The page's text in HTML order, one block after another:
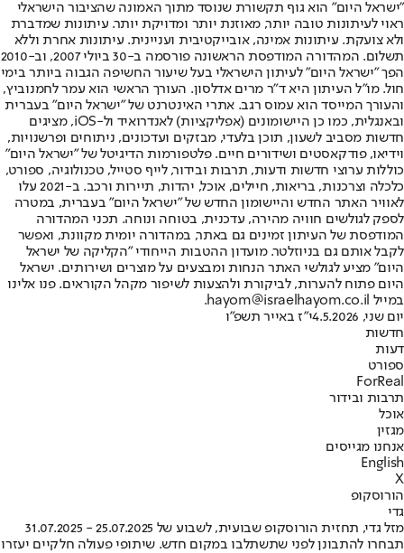
"ישראל היום" הוא גוף תקשורת שנוסד מתוך האמונה שהציבור הישראלי
ראוי לעיתונות טובה יותר, מאוזנת יותר ומדויקת יותר. עיתונות שמדברת
ולא צועקת. עיתונות אמינה, אובייקטיבית ועניינית. עיתונות אחרת וללא
תשלום. המהדורה המודפסת הראשונה פורסמה ב-30 ביולי 2007, וב-2010
הפך "ישראל היום" לעיתון הישראלי בעל שיעור החשיפה הגבוה ביותר בימי
חול. מו"ל העיתון היא ד"ר מרים אדלסון. העורך הראשי הוא עמר לחמנוביץ,
והעורך המייסד הוא עמוס רגב. אתרי האינטרנט של "ישראל היום" בעברית
ובאנגלית, כמו כן היישומונים (אפליקציות) לאנדרואיד ול-iOS, מציגים
חדשות מסביב לשעון, תוכן בלעדי, מבזקים ועדכונים, ניתוחים ופרשנויות,
וידיאו, פודקאסטים ושידורים חיים. פלטפורמות הדיגיטל של "ישראל היום"
כוללות ערוצי חדשות ודעות, תרבות ובידור, לייף סטייל, טכנולוגיה, ספורט,
כלכלה וצרכנות, בריאות, חיילים, אוכל, יהדות, תיירות ורכב. ב-2021 עלו
לאוויר האתר החדש והיישומון החדש של "ישראל היום" בעברית, במטרה
לספק לגולשים חוויה מהירה, עדכנית, בטוחה ונוחה. תכני המהדורה
המודפסת של העיתון זמינים גם באתר, במהדורה יומית מקוונת, ואפשר
לקבל אותם גם בניוזלטר. מועדון ההטבות הייחודי "הקליקה של ישראל
היום" מציע לגולשי האתר הנחות ומבצעים על מוצרים ושירותים. ישראל
היום פתוח להערות, לביקורת ולהצעות לשיפור מקהל הקוראים. פנו אלינו
במייל hayom@israelhayom.co.il.
יום שני, 4.5.2026
י"ז באייר תשפ"ו
חדשות
דעות
ספורט
ForReal
תרבות ובידור
אוכל
מגזין
אנחנו מגייסים
English
X
הורוסקופ
גדי
מזל גדי, תחזית הורוסקופ שבועית, לשבוע של 25.07.2025 - 31.07.2025
תבחרו להתבונן לפני שתשתלבו במקום חדש. שיתופי פעולה חלקיים יעזרו